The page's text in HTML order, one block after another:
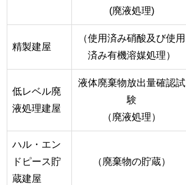
(廃液処理)
精製建屋
（使用済み硝酸及び使用
済み有機溶媒処理）
低レベル廃
液処理建屋
液体廃棄物放出量確認試
験
（廃液処理）
ハル・エン
ドピース貯
蔵建屋
（廃棄物の貯蔵）